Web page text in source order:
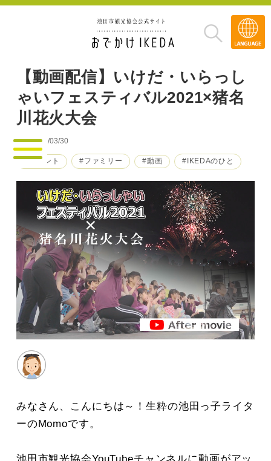
【動画配信】いけだ・いらっし
ゃいフェスティバル2021×猪名
川花火大会
2022/03/30
#イベント #ファミリー #動画 #IKEDAのひと
みなさん、こんにちは～！生粋の池田っ子ライタ
ーのMomoです。
»